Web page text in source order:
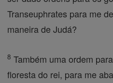
Transeuphrates para me
maneira de Judá?
8 Também uma ordem
floresta do rei, para me